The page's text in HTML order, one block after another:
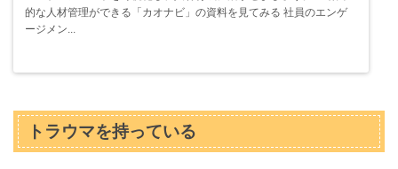
的な人材管理ができる「カオナビ」の資料を見てみる 社員のエンゲ
ージメン...
トラウマを持っている